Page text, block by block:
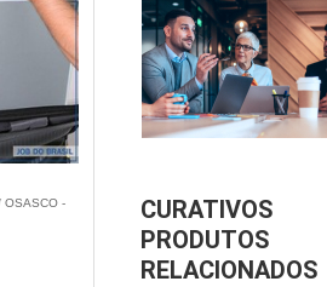
-
CURATIVOS
PRODUTOS
RELACIONADOS